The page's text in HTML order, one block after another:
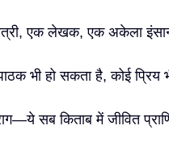
एक लेखक, एक अकेला
भी हो सकता है, कोई प्रिय
सब किताब में जीवित